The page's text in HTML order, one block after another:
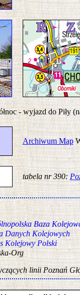
- wyjazd do Piły
Archiwum Map
tabela nr 390:
Baza
Danych Kolejowych
Kolejowy Polski
Org
linii Poznań